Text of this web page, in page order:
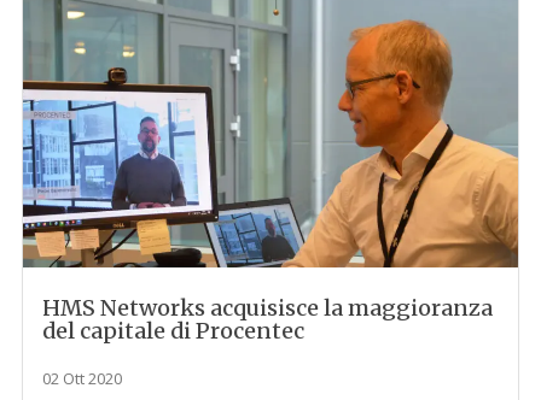
HMS Networks acquisisce la maggioranza
del capitale di Procentec
02 Ott 2020